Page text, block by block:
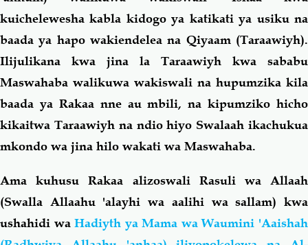
kuichelewesha kabla kidogo ya katikati ya usiku na
baada ya hapo wakiendelea na Qiyaam (Taraawiyh).
Ilijulikana kwa jina la Taraawiyh kwa sababu
Maswahaba walikuwa wakiswali na hupumzika kila
baada ya Rakaa nne au mbili, na kipumziko hicho
kikaitwa Taraawiyh na ndio hiyo Swalaah ikachukua
mkondo wa jina hilo wakati wa Maswahaba.
Ama kuhusu Rakaa alizoswali Rasuli wa Allaah
(Swalla Allaahu 'alayhi wa aalihi wa sallam) kwa
ushahidi waHadiyth ya Mama wa Waumini 'Aaishah